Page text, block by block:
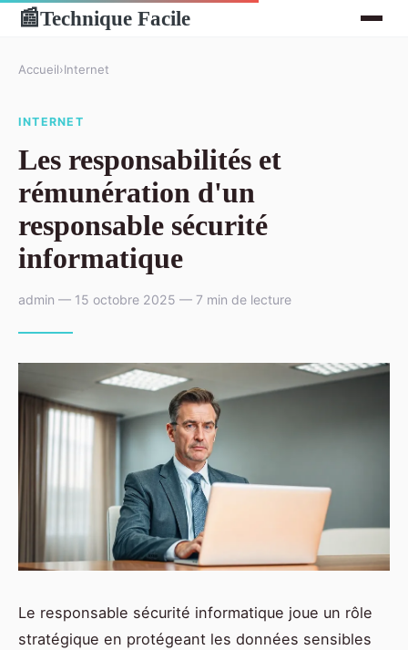
📰Technique Facile
Accueil›Internet
INTERNET
Les responsabilités et
rémunération d'un
responsable sécurité
informatique
admin — 15 octobre 2025 — 7 min de lecture
Le responsable sécurité informatique joue un rôle
stratégique en protégeant les données sensibles